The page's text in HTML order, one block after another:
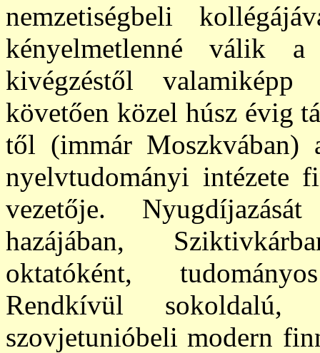
nemzetiségbeli
kényelmetlenné válik
kivégzéstől valamiképp
követően közel húsz évig
től (immár Moszkvában)
nyelvtudományi intézete
vezetője.
hazájában,
oktatóként,
Rendkívül
szovjetunióbeli modern